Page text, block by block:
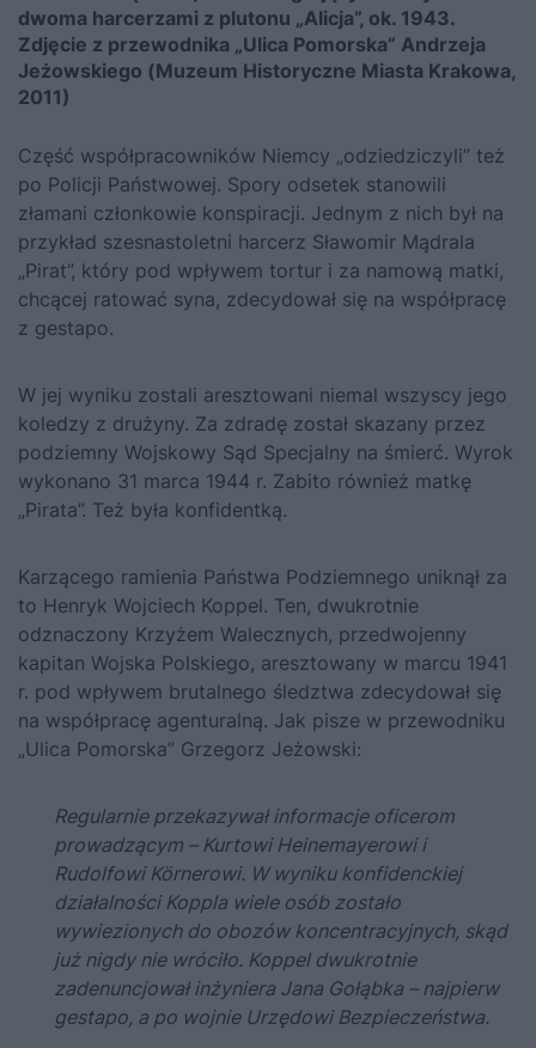
dwoma harcerzami z plutonu „Alicja”, ok. 1943.
Zdjęcie z przewodnika „Ulica Pomorska” Andrzeja
Jeżowskiego (Muzeum Historyczne Miasta Krakowa,
2011)
Część współpracowników Niemcy „odziedziczyli” też
po Policji Państwowej. Spory odsetek stanowili
złamani członkowie konspiracji. Jednym z nich był na
przykład szesnastoletni harcerz Sławomir Mądrala
„Pirat”, który pod wpływem tortur i za namową matki,
chcącej ratować syna, zdecydował się na współpracę
z gestapo.
W jej wyniku zostali aresztowani niemal wszyscy jego
koledzy z drużyny. Za zdradę został skazany przez
podziemny Wojskowy Sąd Specjalny na śmierć. Wyrok
wykonano 31 marca 1944 r. Zabito również matkę
„Pirata”. Też była konfidentką.
Karzącego ramienia Państwa Podziemnego uniknął za
to Henryk Wojciech Koppel. Ten, dwukrotnie
odznaczony Krzyżem Walecznych, przedwojenny
kapitan Wojska Polskiego, aresztowany w marcu 1941
r. pod wpływem brutalnego śledztwa zdecydował się
na współpracę agenturalną. Jak pisze w przewodniku
„Ulica Pomorska” Grzegorz Jeżowski:
Regularnie przekazywał informacje oficerom
prowadzącym – Kurtowi Heinemayerowi i
Rudolfowi Körnerowi. W wyniku konfidenckiej
działalności Koppla wiele osób zostało
wywiezionych do obozów koncentracyjnych, skąd
już nigdy nie wróciło. Koppel dwukrotnie
zadenuncjował inżyniera Jana Gołąbka – najpierw
gestapo, a po wojnie Urzędowi Bezpieczeństwa.